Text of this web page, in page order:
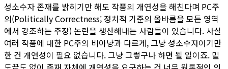
성소수자 존재를 밝히기만 해도 작품의 개연성을 해친다며 PC주
의(Politically Correctness; 정치적 기준의 올바름을 모든 영역
에서 강조하는 주장) 논란을 생산해내는 사람들이 있습니다. 사실
여러 작품에 대한 PC주의 비아냥과 다르게, 그냥 성소수자이기만
한 건 개연성이 필요 없습니다. 그냥 그렇구나 하면 될 일이죠. 밑